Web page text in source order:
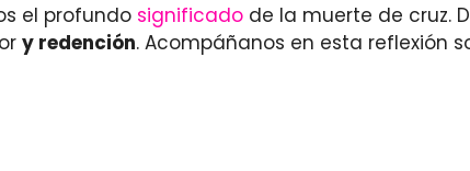
el profundo significado de la muerte de cruz.
y redención. Acompáñanos en esta reflexión